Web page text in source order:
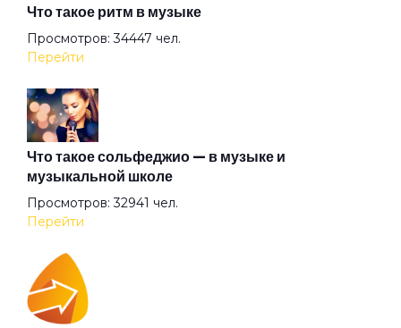
За окном металась вьюга
Зелёная дорожка
Зелёная лодка
Знаешь
Что такое ритм в музыке
Просмотров: 34447 чел.
Перейти
Что такое сольфеджио — в музыке и
музыкальной школе
Просмотров: 32941 чел.
Перейти